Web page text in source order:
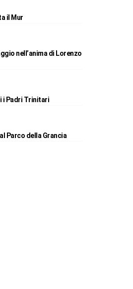
il Mur
nell’anima di Lorenzo
i Padri Trinitari
Parco della Grancia